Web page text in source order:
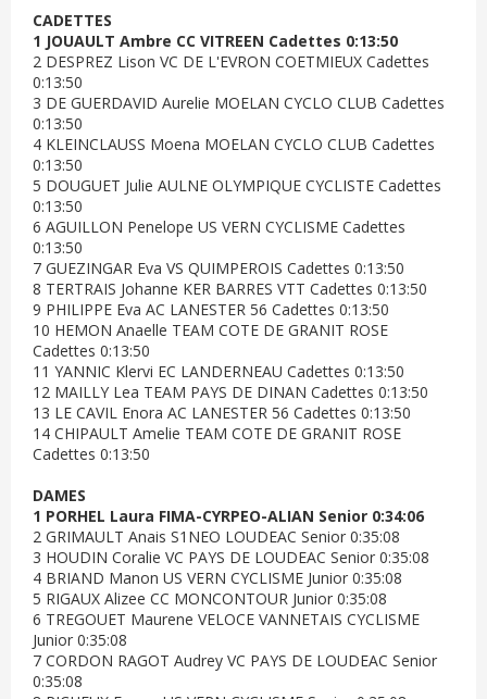
CADETTES
1 JOUAULT Ambre CC VITREEN Cadettes 0:13:50
2 DESPREZ Lison VC DE L'EVRON COETMIEUX Cadettes
0:13:50
3 DE GUERDAVID Aurelie MOELAN CYCLO CLUB Cadettes
0:13:50
4 KLEINCLAUSS Moena MOELAN CYCLO CLUB Cadettes
0:13:50
5 DOUGUET Julie AULNE OLYMPIQUE CYCLISTE Cadettes
0:13:50
6 AGUILLON Penelope US VERN CYCLISME Cadettes
0:13:50
7 GUEZINGAR Eva VS QUIMPEROIS Cadettes 0:13:50
8 TERTRAIS Johanne KER BARRES VTT Cadettes 0:13:50
9 PHILIPPE Eva AC LANESTER 56 Cadettes 0:13:50
10 HEMON Anaelle TEAM COTE DE GRANIT ROSE
Cadettes 0:13:50
11 YANNIC Klervi EC LANDERNEAU Cadettes 0:13:50
12 MAILLY Lea TEAM PAYS DE DINAN Cadettes 0:13:50
13 LE CAVIL Enora AC LANESTER 56 Cadettes 0:13:50
14 CHIPAULT Amelie TEAM COTE DE GRANIT ROSE
Cadettes 0:13:50
DAMES
1 PORHEL Laura FIMA-CYRPEO-ALIAN Senior 0:34:06
2 GRIMAULT Anais S1NEO LOUDEAC Senior 0:35:08
3 HOUDIN Coralie VC PAYS DE LOUDEAC Senior 0:35:08
4 BRIAND Manon US VERN CYCLISME Junior 0:35:08
5 RIGAUX Alizee CC MONCONTOUR Junior 0:35:08
6 TREGOUET Maurene VELOCE VANNETAIS CYCLISME
Junior 0:35:08
7 CORDON RAGOT Audrey VC PAYS DE LOUDEAC Senior
0:35:08